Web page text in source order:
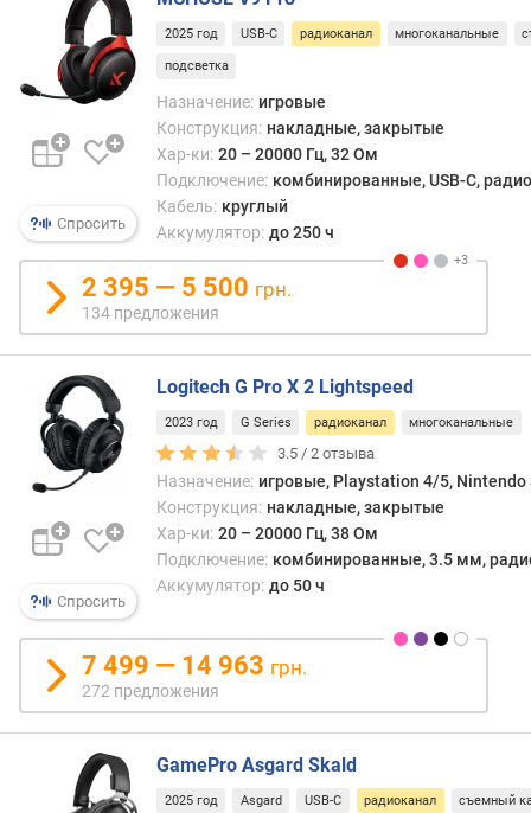
даже
до
звука
м
о
д
о
г
и
х
к
д
е
ш
е
в
ы
м
п
о
т
в
м
Спросить
2025 год USB-C радиоканал многоканальные
подсветка
Назначение: игровые
Конструкция: накладные, закрытые
Хар-ки: 20 – 20000 Гц, 32 Ом
Подключение: комбинированные, USB-C,
Кабель: круглый
Аккумулятор: до 250 ч
2 395 — 5 500 грн.
134 предложения
Спросить
Logitech G Pro X 2 Lightspeed
2023 год G Series радиоканал многоканальные
3.5 /2 отзыва
Назначение: игровые, Playstation 4/5, Nintendo
Конструкция: накладные, закрытые
Хар-ки: 20 – 20000 Гц, 38 Ом
Подключение: комбинированные, 3.5 мм,
Аккумулятор: до 50 ч
7 499 — 14 963 грн.
272 предложения
GamePro Asgard Skald
2025 год Asgard USB-C радиоканал съемный